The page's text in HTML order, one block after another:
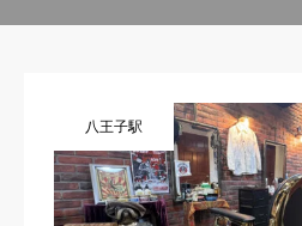
八王子駅